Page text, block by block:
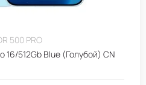
500 PRO
512Gb Blue (Голубой) CN